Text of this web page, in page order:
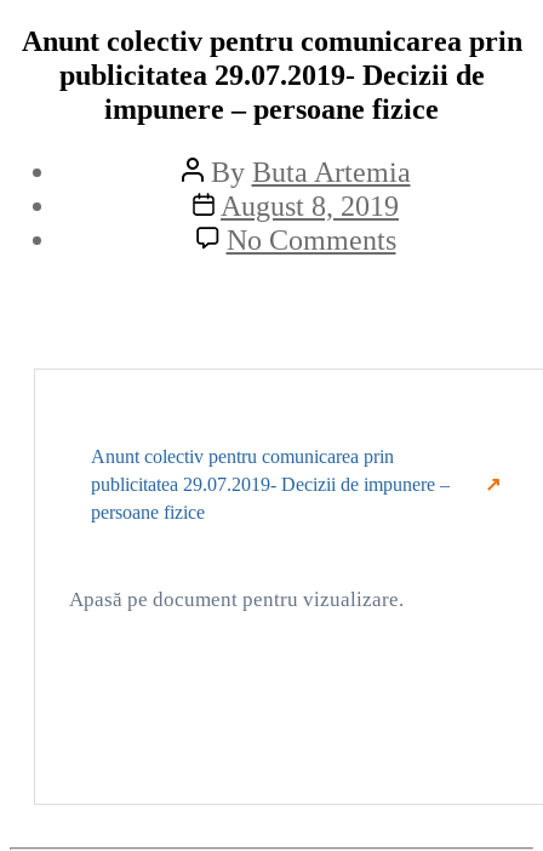
Anunt colectiv pentru comunicarea prin
publicitatea 29.07.2019- Decizii de
impunere – persoane fizice
Post
author
By Buta Artemia
Post
date
August 8, 2019
No Commentson
29.07.2019-
–
Anunt colectiv pentru comunicarea prin
publicitatea 29.07.2019- Decizii de impunere –
persoane fizice
Apasă pe document pentru vizualizare.